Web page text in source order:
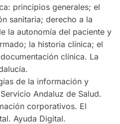
principios generales; el
sanitaria; derecho a la
la autonomía del paciente y
la historia clínica; el
clínica. La
de la información y
Andaluz de Salud.
corporativos. El
Ayuda Digital.